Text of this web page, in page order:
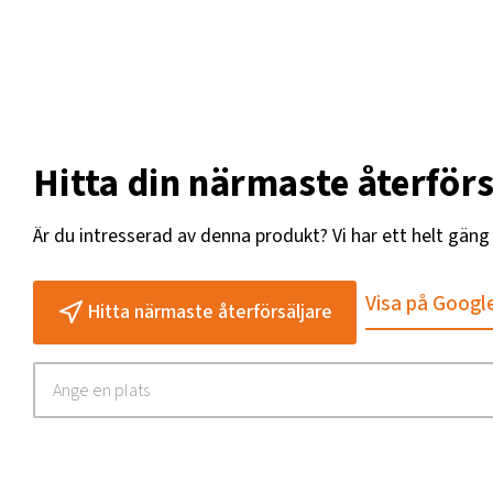
Hitta din närmaste
Är du intresserad av denna produkt? Vi har ett helt
Hitta närmaste återförsäljare Visa på